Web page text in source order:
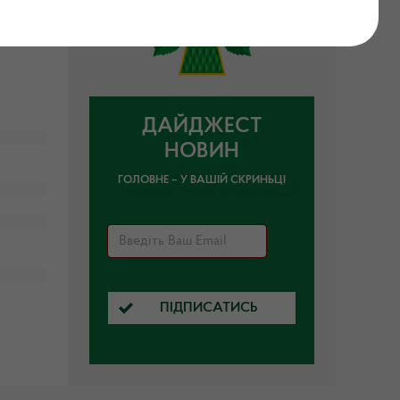
ДАЙДЖЕСТ
НОВИН
ГОЛОВНЕ – У ВАШІЙ СКРИНЬЦІ
ПІДПИСАТИСЬ